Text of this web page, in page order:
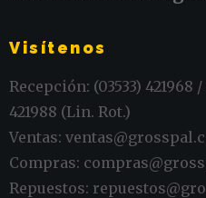
Visítenos
Recepción: (03533) 421968 /
421988 (Lin. Rot.)
Ventas:
Compras:
Repuestos: